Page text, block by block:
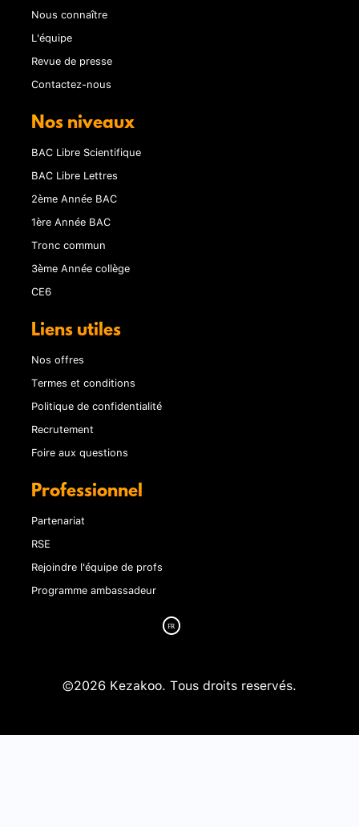
Nous connaître
L'équipe
Revue de presse
Contactez-nous
Nos niveaux
BAC Libre Scientifique
BAC Libre Lettres
2ème Année BAC
1ère Année BAC
Tronc commun
3ème Année collège
CE6
Liens utiles
Nos offres
Termes et conditions
Politique de confidentialité
Recrutement
Foire aux questions
Professionnel
Partenariat
RSE
Rejoindre l'équipe de profs
Programme ambassadeur
©2026 Kezakoo. Tous droits reservés.